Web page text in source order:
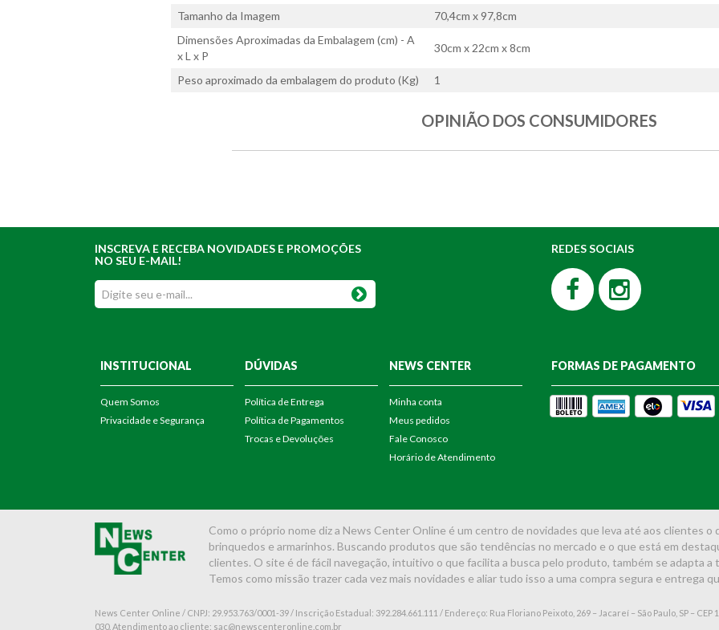
Tamanho da Imagem
70,4cm x 97,8cm
Dimensões Aproximadas da Embalagem (cm) - A
x L x P
30cm x 22cm x 8cm
Peso aproximado da embalagem do produto (Kg) 1
OPINIÃO DOS CONSUMIDORES
INSCREVA E RECEBA NOVIDADES E PROMOÇÕES
NO SEU E-MAIL!
REDES SOCIAIS
INSTITUCIONAL
Quem Somos
Privacidade e Segurança
DÚVIDAS
Política de Entrega
Política de Pagamentos
Trocas e Devoluções
NEWS CENTER
Minha conta
Meus pedidos
Fale Conosco
Horário de Atendimento
FORMAS DE PAGAMENTO
Como o próprio nome diz a News Center Online é um centro de novidades que leva até aos clientes o
brinquedos e armarinhos. Buscando produtos que são tendências no mercado e o que está em
clientes. O site é de fácil navegação, intuitivo o que facilita a busca pelo produto, também se adapta
Temos como missão trazer cada vez mais novidades e aliar tudo isso a uma compra segura e entrega
News Center Online / CNPJ: 29.953.763/0001-39 / Inscrição Estadual: 392.284.661.111 / Endereço: Rua Floriano Peixoto, 269 – Jacareí – São Paulo, SP – CEP
030. Atendimento ao cliente: sac@newscenteronline.com.br